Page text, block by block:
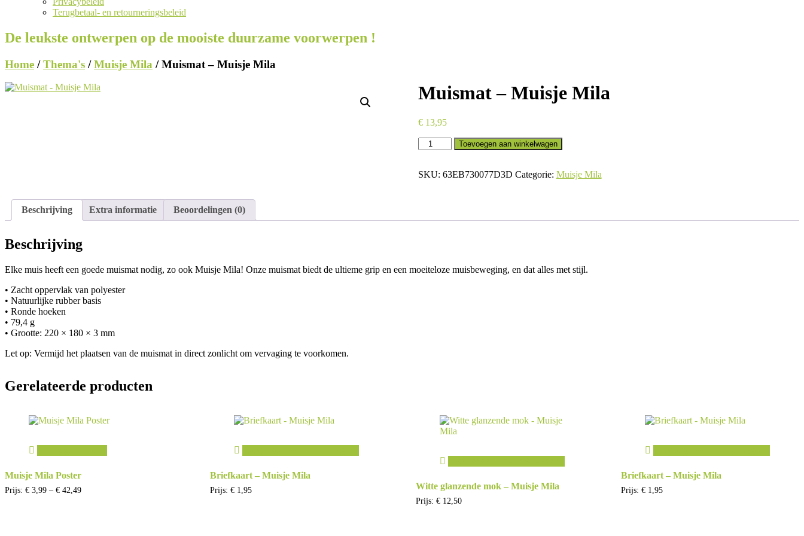
Terugbetaal- en retourneringsbeleid
De leukste ontwerpen op de mooiste duurzame voorwerpen !
Home /Thema's /Muisje Mila / Muismat – Muisje Mila
Muismat – Muisje Mila
€13,95
Muismat
-
Mila
Toevoegen aan winkelwagen
SKU: 63EB730077D3D Categorie: Muisje Mila
Beschrijving Extra informatie Beoordelingen (0)
Beschrijving
Elke muis heeft een goede muismat nodig, zo ook Muisje Mila! Onze muismat biedt de ultieme grip en een moeiteloze muisbeweging, en dat alles met stijl.
• Zacht oppervlak van polyester
• Natuurlijke rubber basis
• Ronde hoeken
• 79,4 g
• Grootte: 220 × 180 × 3 mm
Let op: Vermijd het plaatsen van de muismat in direct zonlicht om vervaging te voorkomen.
Gerelateerde producten
Muisje Mila Poster
Prijs: € 3,99 – € 42,49Prijsklasse:
Briefkaart – Muisje Mila
Prijs:€ 1,95 Witte glanzende mok – Muisje Mila
Prijs: €12,50
Briefkaart – Muisje Mila
Prijs: €1,95